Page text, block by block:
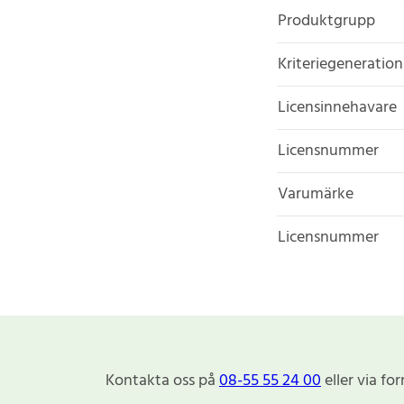
Produktgrupp
Kriteriegeneration
Licensinnehavare
Licensnummer
Varumärke
Licensnummer
Kontakta oss på08-55 55 24 00eller via